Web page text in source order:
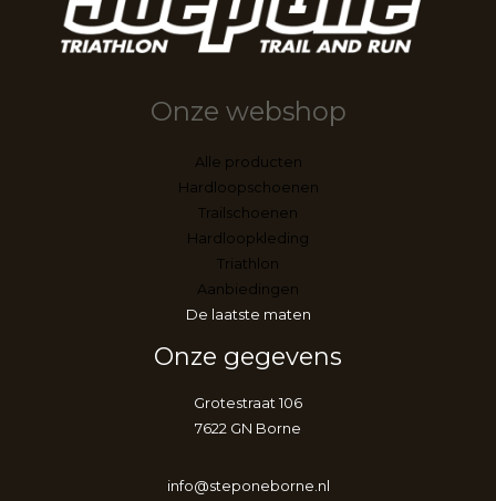
Onze webshop
Alle producten
Hardloopschoenen
Trailschoenen
Hardloopkleding
Triathlon
Aanbiedingen
De laatste maten
Onze gegevens
Grotestraat 106
7622 GN Borne
info@steponeborne.nl